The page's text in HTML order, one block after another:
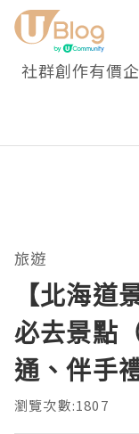
社群創作有價
旅遊
【北海道
必去景點
通、伴手禮
瀏覽次數:1807